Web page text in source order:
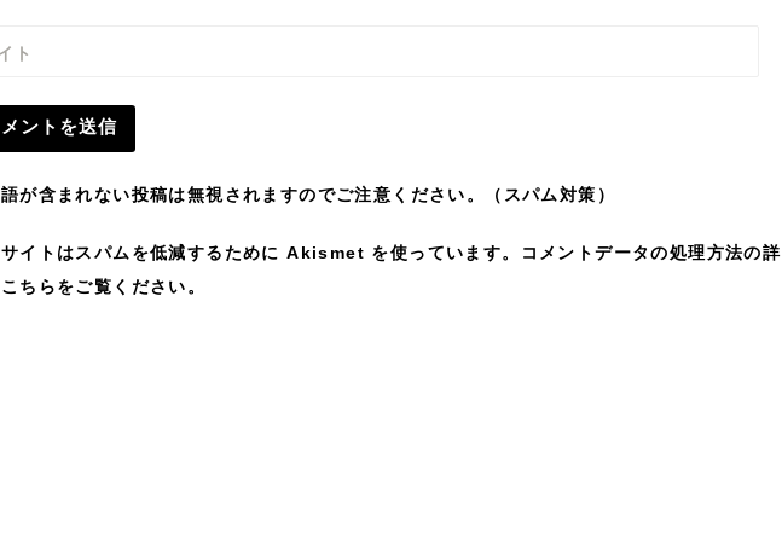
ト
語が含まれない投稿は無視されますのでご注意ください。（スパム対策）
イトはスパムを低減するために Akismet を使っています。
コメントデータの処理方法の詳
ちらをご覧ください。